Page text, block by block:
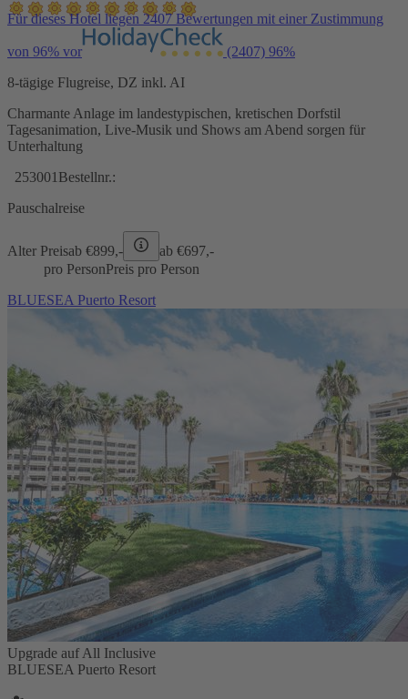
Für dieses Hotel liegen 2407 Bewertungen mit einer Zustimmung
von 96% vor (2407) 96%
8-tägige Flugreise, DZ inkl. AI
Charmante Anlage im landestypischen, kretischen Dorfstil
Tagesanimation, Live-Musik und Shows am Abend sorgen für
Unterhaltung
253001 Bestellnr.:
Pauschalreise
Alter Preisab €899,- ab €697,-
pro PersonPreis pro Person
BLUESEA Puerto Resort
Upgrade auf All Inclusive
BLUESEA Puerto Resort